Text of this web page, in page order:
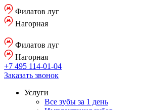
Филатов луг
Нагорная
Филатов луг
Нагорная
+7 495 114-01-04
Заказать звонок
Услуги
Все зубы за 1 день